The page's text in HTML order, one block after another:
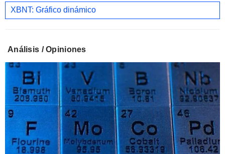
XBNT: Gráfico dinámico
Análisis / Opiniones